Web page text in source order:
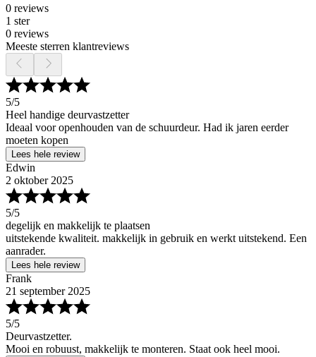
0 reviews
1 ster
0 reviews
Meeste sterren klantreviews
5/5
Heel handige deurvastzetter
Ideaal voor openhouden van de schuurdeur. Had ik jaren eerder
moeten kopen
Lees hele review
Edwin
2 oktober 2025
5/5
degelijk en makkelijk te plaatsen
uitstekende kwaliteit. makkelijk in gebruik en werkt uitstekend. Een
aanrader.
Lees hele review
Frank
21 september 2025
5/5
Deurvastzetter.
Mooi en robuust, makkelijk te monteren. Staat ook heel mooi.